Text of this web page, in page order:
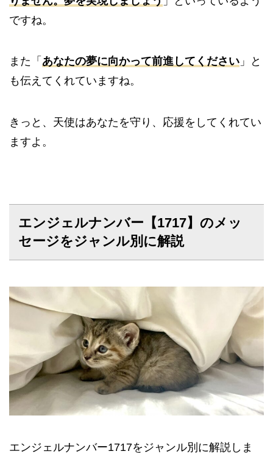
ですね。
また「 あなたの夢に向かって前進してください 」と
も伝えてくれていますね。
きっと、天使はあなたを守り、応援をしてくれてい
ますよ。
エンジェルナンバー【1717】のメッ
セージをジャンル別に解説
エンジェルナンバー1717をジャンル別に解説しま